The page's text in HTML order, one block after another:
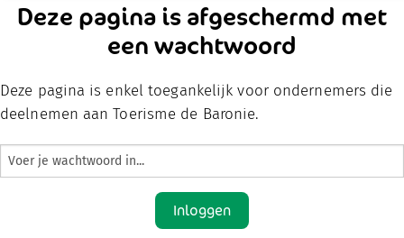
Deze pagina is afgeschermd met
een wachtwoord
Deze pagina is enkel toegankelijk voor ondernemers die
deelnemen aan Toerisme de Baronie.
Inloggen